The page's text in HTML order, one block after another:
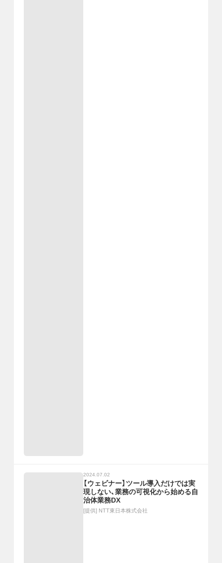
2024.07.02
【ウェビナー】ツール導入だけでは実
現しない、業務の可視化から始める自
治体業務DX
[提供] NTT東日本株式会社